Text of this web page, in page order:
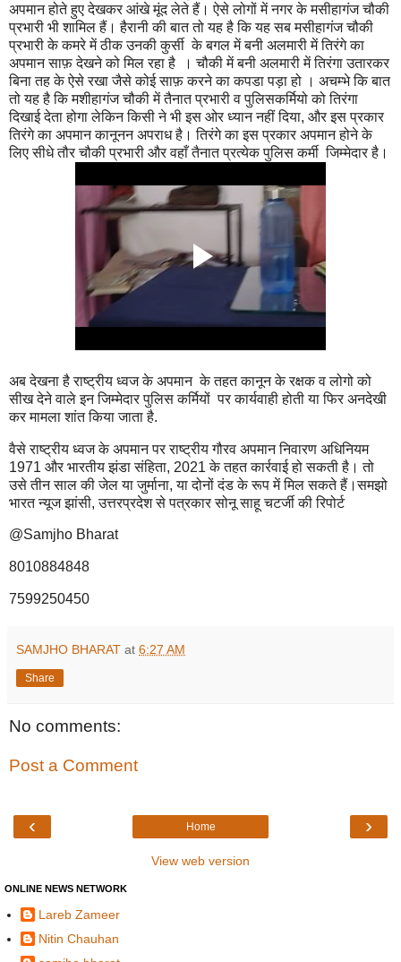
अपमान होते हुए देखकर आंखे मूंद लेते हैं। ऐसे लोगों में नगर के मसीहागंज चौकी
प्रभारी भी शामिल हैं। हैरानी की बात तो यह है कि यह सब मसीहागंज चौकी
प्रभारी के कमरे में ठीक उनकी कुर्सी के बगल में बनी अलमारी में तिरंगे का
अपमान साफ़ देखने को मिल रहा है । चौकी में बनी अलमारी में तिरंगा उतारकर
बिना तह के ऐसे रखा जैसे कोई साफ़ करने का कपडा पड़ा हो । अचम्भे कि बात
तो यह है कि मशीहागंज चौकी में तैनात प्रभारी व पुलिसकर्मियो को तिरंगा
दिखाई देता होगा लेकिन किसी ने भी इस ओर ध्यान नहीं दिया, और इस प्रकार
तिरंगे का अपमान कानूनन अपराध है। तिरंगे का इस प्रकार अपमान होने के
लिए सीधे तौर चौकी प्रभारी और वहाँ तैनात प्रत्येक पुलिस कर्मी जिम्मेदार है।
अब देखना है राष्ट्रीय ध्वज के अपमान के तहत कानून के रक्षक व लोगो को
सीख देने वाले इन जिम्मेदार पुलिस कर्मियों पर कार्यवाही होती या फिर अनदेखी
कर मामला शांत किया जाता है.
वैसे राष्ट्रीय ध्वज के अपमान पर राष्ट्रीय गौरव अपमान निवारण अधिनियम
1971 और भारतीय झंडा संहिता, 2021 के तहत कार्रवाई हो सकती है। तो
उसे तीन साल की जेल या जुर्माना, या दोनों दंड के रूप में मिल सकते हैं।समझो
भारत न्यूज झांसी, उत्तरप्रदेश से पत्रकार सोनू साहू चटर्जी की रिपोर्ट
@Samjho Bharat
8010884848
7599250450
SAMJHO BHARAT at 6:27 AM
Share
No comments:
Post a Comment
‹ ›
Home
View web version
ONLINE NEWS NETWORK
Lareb Zameer
Nitin Chauhan